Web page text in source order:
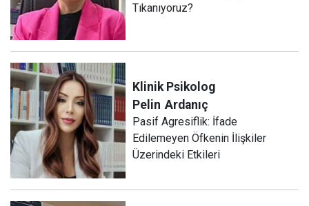
Tıkanıyoruz?
Klinik Psikolog
Pelin Ardanıç
Pasif Agresiflik: İfade
Edilemeyen Öfkenin İlişkiler
Üzerindeki Etkileri